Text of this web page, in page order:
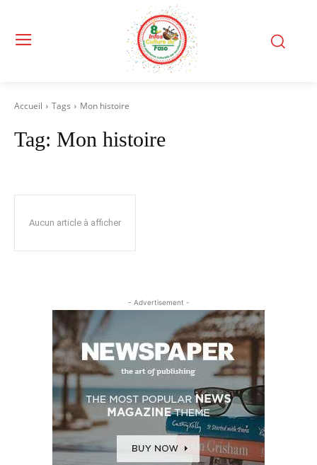
Accueil Tags Mon histoire
Tag: Mon histoire
Aucun article à afficher
- Advertisement -